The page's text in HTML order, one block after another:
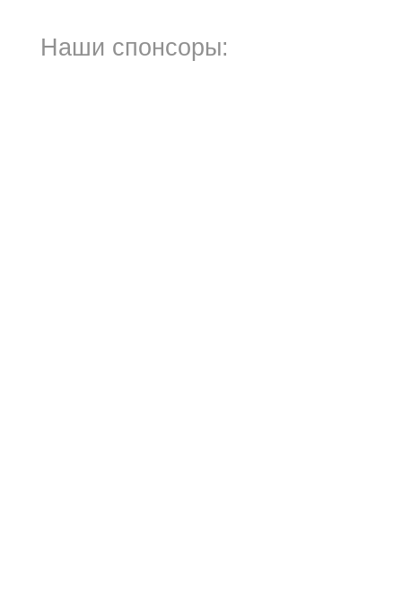
Наши спонсоры: